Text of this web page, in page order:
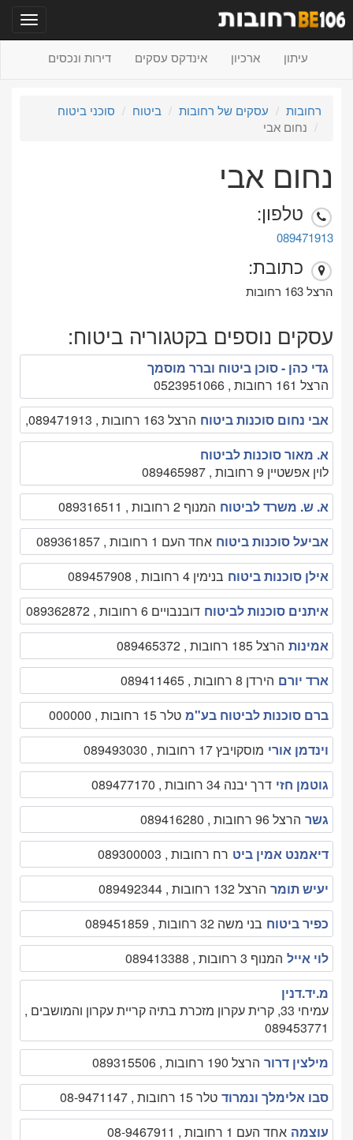
עיתון ארכיון אינדקס עסקים דירות ונכסים
רחובות עסקים של רחובות ביטוח
סוכני ביטוח
נחום אבי
נחום אבי
טלפון:
089471913
כתובת:
הרצל 163 רחובות
עסקים נוספים בקטגוריה ביטוח:
גדי כהן - סוכן ביטוח וברר מוסמך
הרצל 161 רחובות , 0523951066
אבי נחום סוכנות ביטוח הרצל 163 רחובות , 089471913,
א. מאור סוכנות לביטוח
לוין אפשטיין 9 רחובות , 089465987
א. ש. משרד לביטוח המנוף 2 רחובות , 089316511
אביעל סוכנות ביטוח אחד העם 1 רחובות , 089361857
אילן סוכנות ביטוח בנימין 4 רחובות , 089457908
איתנים סוכנות לביטוח דובנבויים 6 רחובות , 089362872
אמינות הרצל 185 רחובות , 089465372
ארד יורם הירדן 8 רחובות , 089411465
ברם סוכנות לביטוח בע"מ טלר 15 רחובות , 000000
וינדמן אורי מוסקויבץ 17 רחובות , 089493030
גוטמן חזי דרך יבנה 34 רחובות , 089477170
גשר הרצל 96 רחובות , 089416280
דיאמנט אמין ביט רח רחובות , 089300003
יעיש תומר הרצל 132 רחובות , 089492344
כפיר ביטוח בני משה 32 רחובות , 089451859
לוי אייל המנוף 3 רחובות , 089413388
מ.יד.דנין
עמיחי 33, קרית עקרון מזכרת בתיה קריית עקרון והמושבים ,
089453771
מילצין דרור הרצל 190 רחובות , 089315506
סבו אלימלך ונמרוד טלר 15 רחובות , 08-9471147
עוצמה אחד העם 1 רחובות , 08-9467911